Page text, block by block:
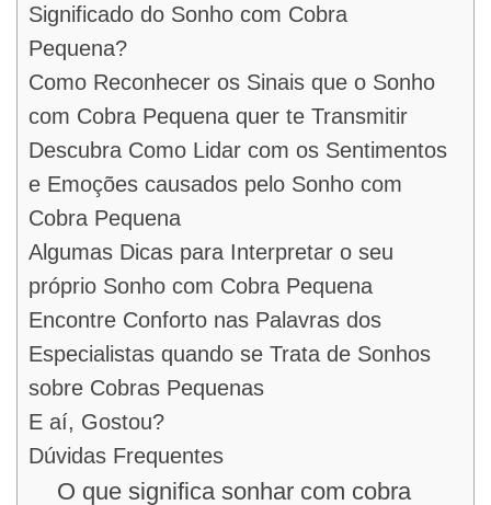
Significado do Sonho com Cobra
Pequena?
Como Reconhecer os Sinais que o Sonho
com Cobra Pequena quer te Transmitir
Descubra Como Lidar com os Sentimentos
e Emoções causados pelo Sonho com
Cobra Pequena
Algumas Dicas para Interpretar o seu
próprio Sonho com Cobra Pequena
Encontre Conforto nas Palavras dos
Especialistas quando se Trata de Sonhos
sobre Cobras Pequenas
E aí, Gostou?
Dúvidas Frequentes
O que significa sonhar com cobra